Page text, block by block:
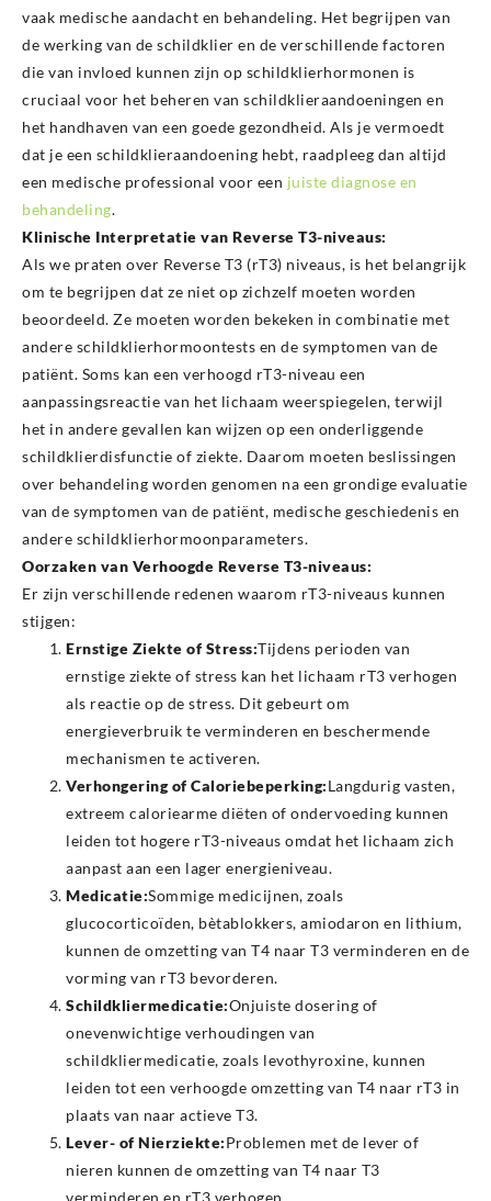
vaak medische aandacht en behandeling. Het begrijpen van
de werking van de schildklier en de verschillende factoren
die van invloed kunnen zijn op schildklierhormonen is
cruciaal voor het beheren van schildklieraandoeningen en
het handhaven van een goede gezondheid. Als je vermoedt
dat je een schildklieraandoening hebt, raadpleeg dan altijd
een medische professional voor een juiste diagnose en
behandeling.
Klinische Interpretatie van Reverse T3-niveaus:
Als we praten over Reverse T3 (rT3) niveaus, is het belangrijk
om te begrijpen dat ze niet op zichzelf moeten worden
beoordeeld. Ze moeten worden bekeken in combinatie met
andere schildklierhormoontests en de symptomen van de
patiënt. Soms kan een verhoogd rT3-niveau een
aanpassingsreactie van het lichaam weerspiegelen, terwijl
het in andere gevallen kan wijzen op een onderliggende
schildklierdisfunctie of ziekte. Daarom moeten beslissingen
over behandeling worden genomen na een grondige evaluatie
van de symptomen van de patiënt, medische geschiedenis en
andere schildklierhormoonparameters.
Oorzaken van Verhoogde Reverse T3-niveaus:
Er zijn verschillende redenen waarom rT3-niveaus kunnen
stijgen:
Ernstige Ziekte of Stress:Tijdens perioden van
ernstige ziekte of stress kan het lichaam rT3 verhogen
als reactie op de stress. Dit gebeurt om
energieverbruik te verminderen en beschermende
mechanismen te activeren.
Verhongering of Caloriebeperking:Langdurig vasten,
extreem caloriearme diëten of ondervoeding kunnen
leiden tot hogere rT3-niveaus omdat het lichaam zich
aanpast aan een lager energieniveau.
Medicatie:Sommige medicijnen, zoals
glucocorticoïden, bètablokkers, amiodaron en lithium,
kunnen de omzetting van T4 naar T3 verminderen en de
vorming van rT3 bevorderen.
Schildkliermedicatie:Onjuiste dosering of
onevenwichtige verhoudingen van
schildkliermedicatie, zoals levothyroxine, kunnen
leiden tot een verhoogde omzetting van T4 naar rT3 in
plaats van naar actieve T3.
Lever- of Nierziekte:Problemen met de lever of
nieren kunnen de omzetting van T4 naar T3
verminderen en rT3 verhogen.